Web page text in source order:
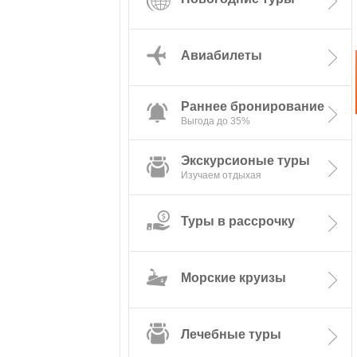
Авиабилеты
Раннее бронирование
Экскурсионые туры
Туры в рассрочку
Морские круизы
Лечебные туры